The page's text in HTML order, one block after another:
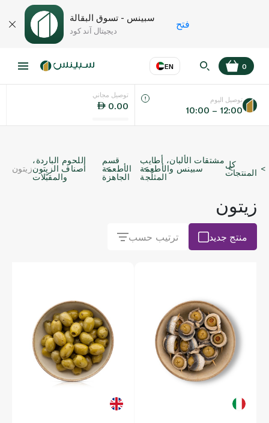
سبينس - تسوق البقالة
ديجيتال آند كود
فتح
EN
اللغة عر
KSA
0
توصيل مجاني
0.00
توصيل اليوم
10:00 – 12:00
كل
المنتجات
مشتقات الألبان، أطايب
سبينس والأطعمة
المثلّجة
قسم
الأطعمة
الجاهزة
اللحوم الباردة،
أصناف الزيتون
والمقبّلات
زيتون
زيتون
منتج جديد ترتيب حسب